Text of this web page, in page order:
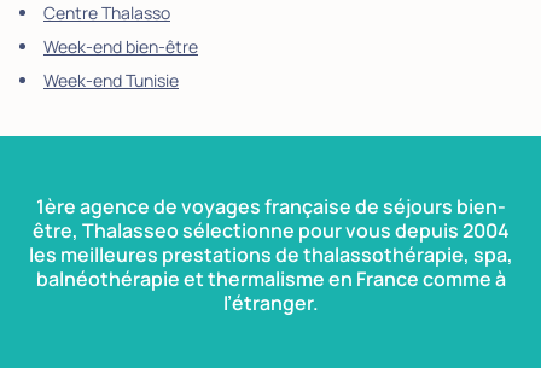
Centre Thalasso
Week-end bien-être
Week-end Tunisie
1ère agence de voyages française de séjours bien-
être, Thalasseo sélectionne pour vous depuis 2004
les meilleures prestations de thalassothérapie, spa,
balnéothérapie et thermalisme en France comme à
l’étranger.